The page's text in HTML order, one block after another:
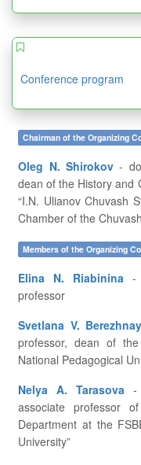
Conference program
Chairman of the Organizing
Oleg N. Shirokov
dean of the History and
“I.N. Ulianov Chuvash
Chamber of the
Members of the Organizing
Elina N. Riabinina
professor
Svetlana V.
professor, dean of
National Pedagogical
Nelya A. Tarasova
associate professor
Department at the
University”